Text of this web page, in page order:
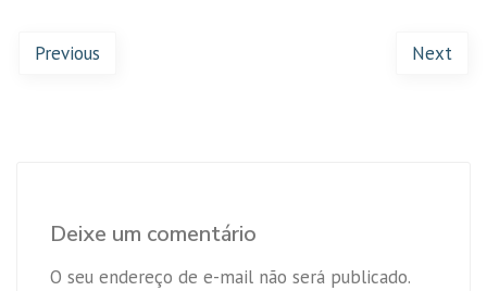
Previous Next
Deixe um comentário
O seu endereço de e-mail não será publicado.